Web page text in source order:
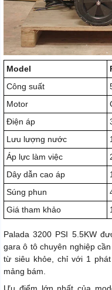
Model
Công suất
Motor
Điện áp
Lưu lượng nước
Áp lực làm việc
Dây dẫn cao áp
Súng phun
Giá tham khảo
Palada 3200 PSI 5.5KW
gara ô tô chuyên nghiệp
từ siêu khỏe, chỉ với 1
mảng bám.
Ưu điểm lớn nhất của